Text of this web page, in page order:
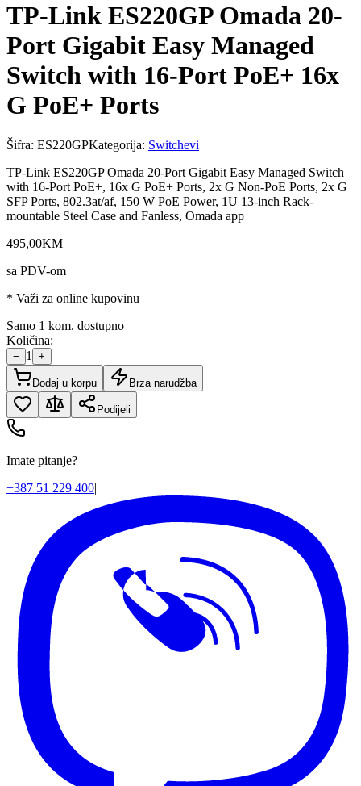
TP-Link ES220GP Omada 20-
Port Gigabit Easy Managed
Switch with 16-Port PoE+ 16x
G PoE+ Ports
Šifra: ES220GPKategorija: Switchevi
TP-Link ES220GP Omada 20-Port Gigabit Easy Managed Switch
with 16-Port PoE+, 16x G PoE+ Ports, 2x G Non-PoE Ports, 2x G
SFP Ports, 802.3at/af, 150 W PoE Power, 1U 13-inch Rack-
mountable Steel Case and Fanless, Omada app
495,00KM
sa PDV-om
* Važi za online kupovinu
Samo 1 kom. dostupno
Količina:
− 1 +
Dodaj u korpu Brza narudžba
Podijeli
Imate pitanje?
+387 51 229 400|